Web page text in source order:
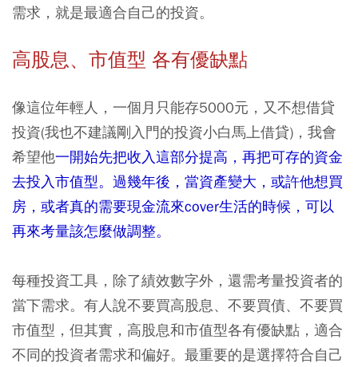
需求，就是最適合自己的投資。
高股息、市值型 各有優缺點
像這位年輕人，一個月只能存5000元，又不想借貸
投資(我也不建議剛入門的投資小白馬上借貸)，我會
希望他一開始先把收入這部分提高，再把可存的資金
去投入市值型。過幾年後，當資產變大，或許他想買
房，或者真的需要現金流來cover生活的時候，可以
再來考量該怎麼做調整。
每種投資工具，除了績效數字外，還需考量投資者的
當下需求。有人說不要買高股息、不要買債、不要買
市值型，但其實，高股息和市值型各有優缺點，適合
不同的投資者需求和偏好。最重要的是選擇符合自己